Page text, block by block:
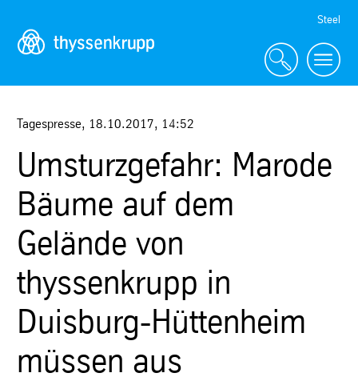
Navigation
Steel
Tagespresse, 18.10.2017, 14:52
Umsturzgefahr: Marode
Bäume auf dem
Gelände von
thyssenkrupp in
Duisburg-Hüttenheim
müssen aus